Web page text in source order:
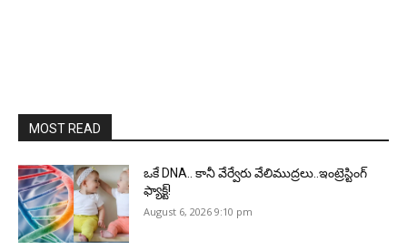
MOST READ
ఒకే DNA.. కానీ వేర్వేరు వేలిముద్రలు..ఇంట్రెస్టింగ్
ఫ్యాక్ట్!
August 6, 2026 9:10 pm